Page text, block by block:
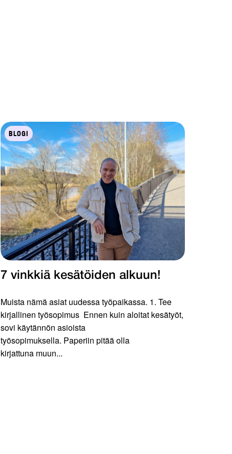
BLOGI
7 vinkkiä kesätöiden alkuun!
Muista nämä asiat uudessa työpaikassa. 1. Tee
kirjallinen työsopimus Ennen kuin aloitat kesätyöt,
sovi käytännön asioista
työsopimuksella. Paperiin pitää olla
kirjattuna muun...